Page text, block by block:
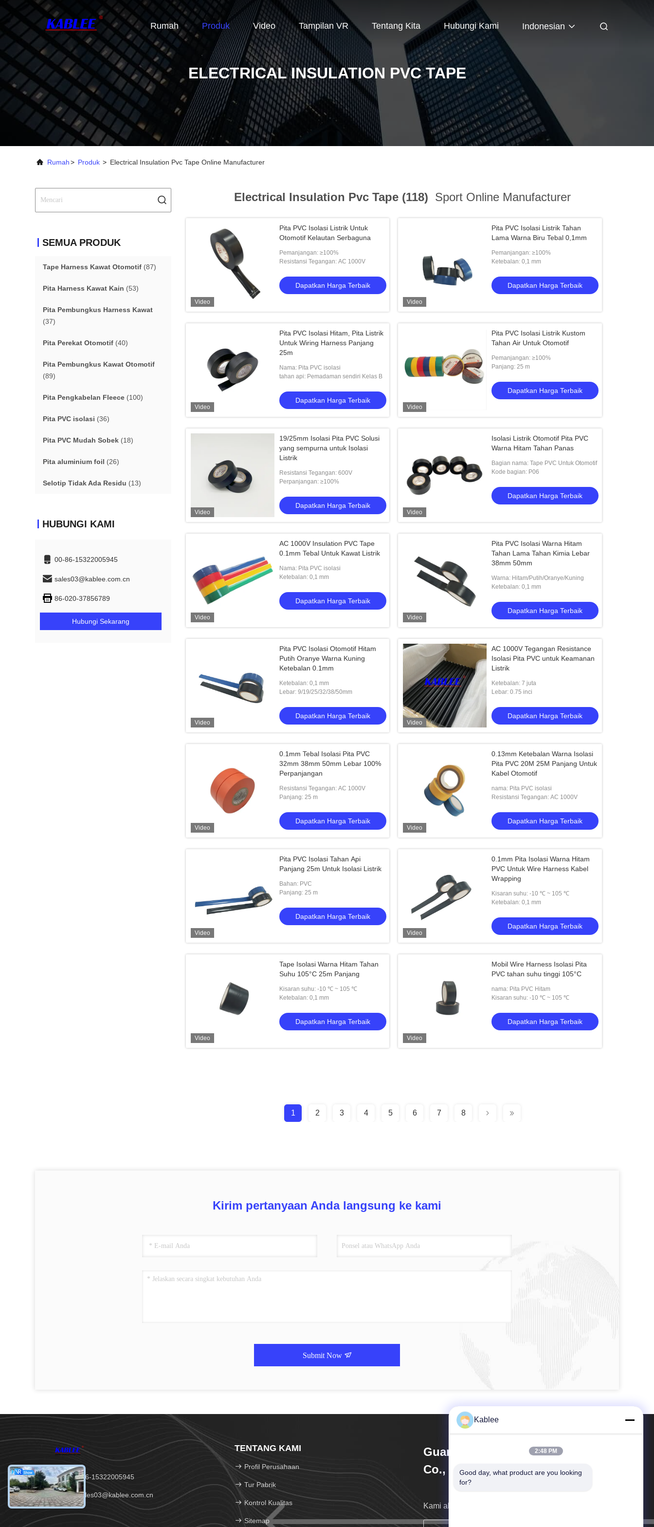
Rumah Produk Video Tampilan VR Tentang Kita Hubungi Kami Indonesian
ELECTRICAL INSULATION PVC TAPE
Rumah> Produk > Electrical Insulation Pvc Tape Online Manufacturer
SEMUA PRODUK
Tape Harness Kawat Otomotif (87)
Pita Harness Kawat Kain (53)
Pita Pembungkus Harness Kawat
(37)
Pita Perekat Otomotif (40)
Pita Pembungkus Kawat Otomotif
(89)
Pita Pengkabelan Fleece (100)
Pita PVC isolasi (36)
Pita PVC Mudah Sobek (18)
Pita aluminium foil (26)
Selotip Tidak Ada Residu (13)
HUBUNGI KAMI
00-86-15322005945
sales03@kablee.com.cn
86-020-37856789
Hubungi Sekarang
Electrical Insulation Pvc Tape (118) Sport Online Manufacturer
Video
Pita PVC Isolasi Listrik Untuk
Otomotif Kelautan Serbaguna
Pemanjangan: ≥100%
Resistansi Tegangan: AC 1000V
Dapatkan Harga Terbaik
Video
Pita PVC Isolasi Listrik Tahan
Lama Warna Biru Tebal 0,1mm
Pemanjangan: ≥100%
Ketebalan: 0,1 mm
Dapatkan Harga Terbaik
Video
Pita PVC Isolasi Hitam, Pita Listrik
Untuk Wiring Harness Panjang
25m
Nama: Pita PVC isolasi
tahan api: Pemadaman sendiri Kelas B
Dapatkan Harga Terbaik
Video
Pita PVC Isolasi Listrik Kustom
Tahan Air Untuk Otomotif
Pemanjangan: ≥100%
Panjang: 25 m
Dapatkan Harga Terbaik
Video
19/25mm Isolasi Pita PVC Solusi
yang sempurna untuk Isolasi
Listrik
Resistansi Tegangan: 600V
Perpanjangan: ≥100%
Dapatkan Harga Terbaik
Video
Isolasi Listrik Otomotif Pita PVC
Warna Hitam Tahan Panas
Bagian nama: Tape PVC Untuk Otomotif
Kode bagian: P06
Dapatkan Harga Terbaik
Video
AC 1000V Insulation PVC Tape
0.1mm Tebal Untuk Kawat Listrik
Nama: Pita PVC isolasi
Ketebalan: 0,1 mm
Dapatkan Harga Terbaik
Video
Pita PVC Isolasi Warna Hitam
Tahan Lama Tahan Kimia Lebar
38mm 50mm
Warna: Hitam/Putih/Oranye/Kuning
Ketebalan: 0,1 mm
Dapatkan Harga Terbaik
Video
Pita PVC Isolasi Otomotif Hitam
Putih Oranye Warna Kuning
Ketebalan 0.1mm
Ketebalan: 0,1 mm
Lebar: 9/19/25/32/38/50mm
Dapatkan Harga Terbaik
Video
AC 1000V Tegangan Resistance
Isolasi Pita PVC untuk Keamanan
Listrik
Ketebalan: 7 juta
Lebar: 0.75 inci
Dapatkan Harga Terbaik
Video
0.1mm Tebal Isolasi Pita PVC
32mm 38mm 50mm Lebar 100%
Perpanjangan
Resistansi Tegangan: AC 1000V
Panjang: 25 m
Dapatkan Harga Terbaik
Video
0.13mm Ketebalan Warna Isolasi
Pita PVC 20M 25M Panjang Untuk
Kabel Otomotif
nama: Pita PVC isolasi
Resistansi Tegangan: AC 1000V
Dapatkan Harga Terbaik
Video
Pita PVC Isolasi Tahan Api
Panjang 25m Untuk Isolasi Listrik
Bahan: PVC
Panjang: 25 m
Dapatkan Harga Terbaik
Video
0.1mm Pita Isolasi Warna Hitam
PVC Untuk Wire Harness Kabel
Wrapping
Kisaran suhu: -10 ℃ ~ 105 ℃
Ketebalan: 0,1 mm
Dapatkan Harga Terbaik
Video
Tape Isolasi Warna Hitam Tahan
Suhu 105°C 25m Panjang
Kisaran suhu: -10 ℃ ~ 105 ℃
Ketebalan: 0,1 mm
Dapatkan Harga Terbaik
Video
Mobil Wire Harness Isolasi Pita
PVC tahan suhu tinggi 105°C
nama: Pita PVC Hitam
Kisaran suhu: -10 ℃ ~ 105 ℃
Dapatkan Harga Terbaik
1 2 3 4 5 6 7 8
Kirim pertanyaan Anda langsung ke kami
Submit Now
Telp：00-86-15322005945
E-mail：sales03@kablee.com.cn
TENTANG KAMI
Profil Perusahaan
Tur Pabrik
Kontrol Kualitas
Sitemap
Guangzhou Kablee Auto Parts
Co., Ltd.
Kami akan menghubungi Anda sesegera mungkin.
Kablee
2:48 PM
Good day, what product are you looking
for?